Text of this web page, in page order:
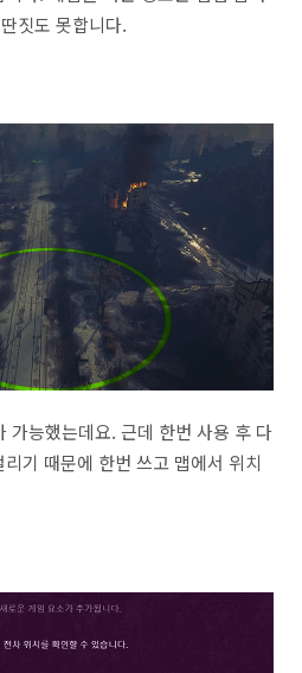
짓도 못합니다.
가능했는데요. 근데 한번 사용 후 다
기 때문에 한번 쓰고 맵에서 위치